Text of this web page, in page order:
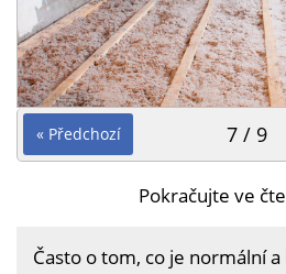
« Předchozí 7 / 9
Pokračujte ve
Často o tom, co je normální